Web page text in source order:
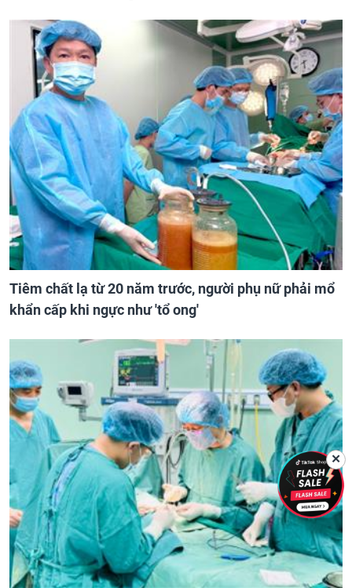
Tiêm chất lạ từ 20 năm trước, người phụ nữ phải mổ
khẩn cấp khi ngực như 'tổ ong'
✕